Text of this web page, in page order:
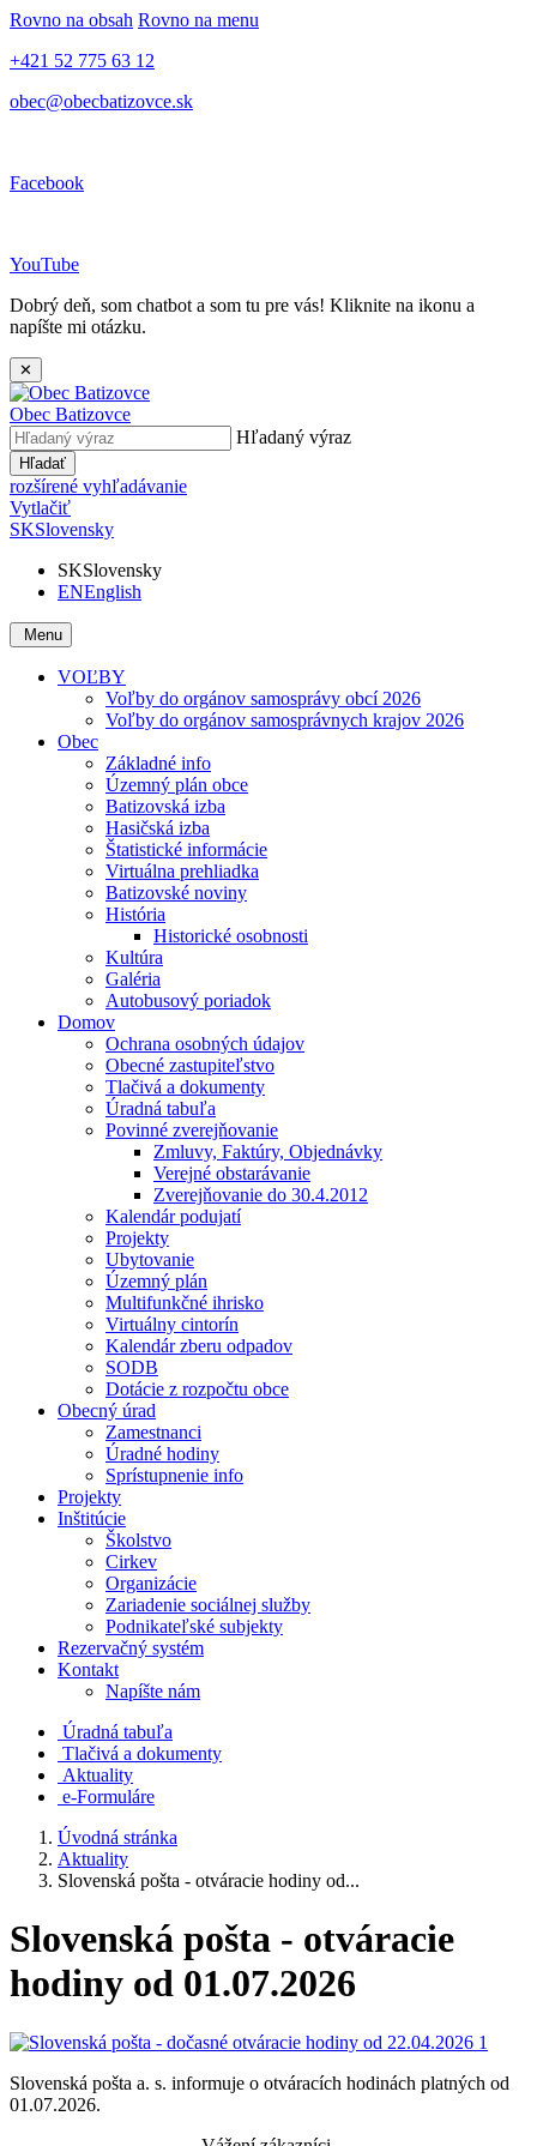
Rovno na obsah Rovno na menu
+421 52 775 63 12
obec@obecbatizovce.sk
Facebook
YouTube
Dobrý deň, som chatbot a som tu pre vás! Kliknite na ikonu a
napíšte mi otázku.
✕
Obec Batizovce
Hľadaný výraz
Hľadať
rozšírené vyhľadávanie
Vytlačiť
SKSlovensky
SKSlovensky
ENEnglish
Menu
VOĽBY
Voľby do orgánov samosprávy obcí 2026
Voľby do orgánov samosprávnych krajov 2026
Obec
Základné info
Územný plán obce
Batizovská izba
Hasičská izba
Štatistické informácie
Virtuálna prehliadka
Batizovské noviny
História
Historické osobnosti
Kultúra
Galéria
Autobusový poriadok
Domov
Ochrana osobných údajov
Obecné zastupiteľstvo
Tlačivá a dokumenty
Úradná tabuľa
Povinné zverejňovanie
Zmluvy, Faktúry, Objednávky
Verejné obstarávanie
Zverejňovanie do 30.4.2012
Kalendár podujatí
Projekty
Ubytovanie
Územný plán
Multifunkčné ihrisko
Virtuálny cintorín
Kalendár zberu odpadov
SODB
Dotácie z rozpočtu obce
Obecný úrad
Zamestnanci
Úradné hodiny
Sprístupnenie info
Projekty
Inštitúcie
Školstvo
Cirkev
Organizácie
Zariadenie sociálnej služby
Podnikateľské subjekty
Rezervačný systém
Kontakt
Napíšte nám
Úradná tabuľa
Tlačivá a dokumenty
Aktuality
e-Formuláre
Úvodná stránka
Aktuality
Slovenská pošta - otváracie hodiny od...
Slovenská pošta - otváracie
hodiny od 01.07.2026
Slovenská pošta a. s. informuje o otváracích hodinách platných od
01.07.2026.